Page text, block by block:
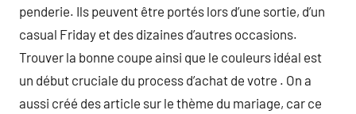
penderie. Ils peuvent être portés lors d’une sortie, d’un
casual Friday et des dizaines d’autres occasions.
Trouver la bonne coupe ainsi que le couleurs idéal est
un début cruciale du process d’achat de votre . On a
aussi créé des article sur le thème du mariage, car ce